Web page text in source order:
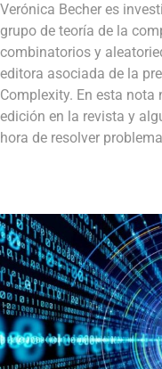
Verónica Becher es
grupo de teoría de la
combinatorios y
editora asociada de la
Complexity. En esta
edición en la revista y
hora de resolver